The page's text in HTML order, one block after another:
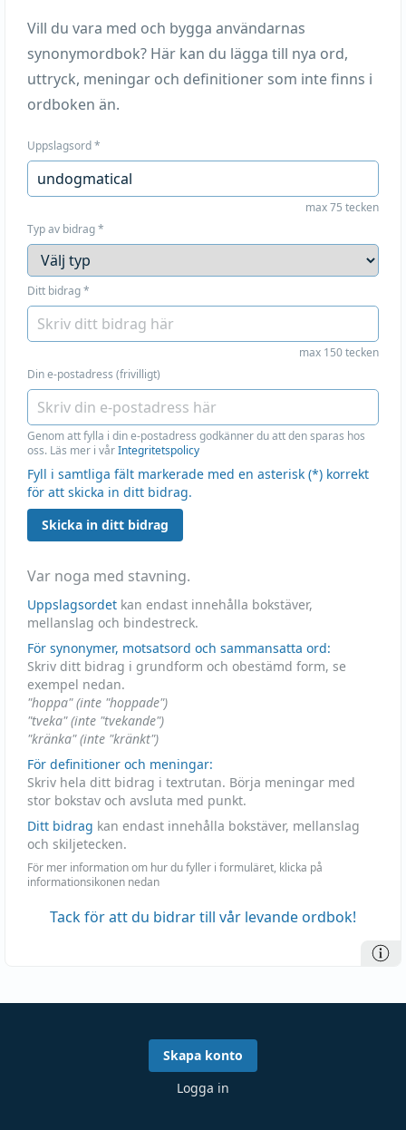
Vill du vara med och bygga användarnas
synonymordbok? Här kan du lägga till nya ord,
uttryck, meningar och definitioner som inte finns i
ordboken än.
Uppslagsord*
max 75 tecken
Typ av bidrag*
Ditt bidrag*
max 150 tecken
Din e-postadress (frivilligt)
Genom att fylla i din e-postadress godkänner du att den sparas hos
oss. Läs mer i vårIntegritetspolicy
Fyll i samtliga fält markerade med en asterisk (*) korrekt
för att skicka in ditt bidrag.
Skicka in ditt bidrag
Var noga med stavning.
Uppslagsordet kan endast innehålla bokstäver,
mellanslag och bindestreck.
För synonymer, motsatsord och sammansatta ord:
Skriv ditt bidrag i grundform och obestämd form, se
exempel nedan.
"hoppa" (inte "hoppade")
"tveka" (inte "tvekande")
"kränka" (inte "kränkt")
För definitioner och meningar:
Skriv hela ditt bidrag i textrutan. Börja meningar med
stor bokstav och avsluta med punkt.
Ditt bidrag kan endast innehålla bokstäver, mellanslag
och skiljetecken.
För mer information om hur du fyller i formuläret, klicka på
informationsikonen nedan
Tack för att du bidrar till vår levande ordbok!
Skapa konto
Logga in